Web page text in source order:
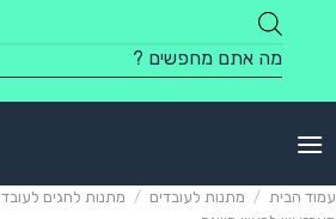
content
Products
search
עמוד הבית / מתנות לעובדים / מתנות לחגים